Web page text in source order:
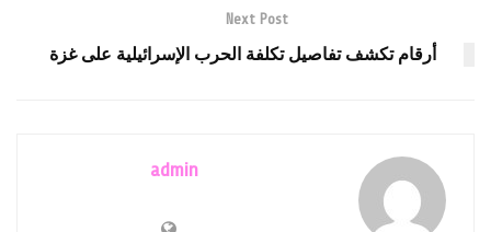
Next Post
أرقام تكشف تفاصيل تكلفة الحرب الإسرائيلية على غزة
admin